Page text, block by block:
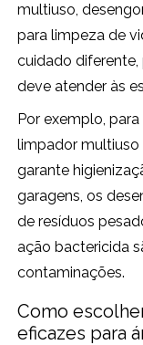
multiuso,
para limpeza de
cuidado diferente,
deve atender às
Por exemplo,
limpador
garante
garagens, os
de resíduos
ação bactericida
contaminações.
Como
eficazes para